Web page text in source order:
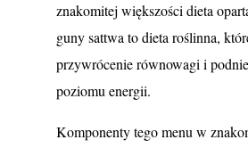
znakomitej większości dieta
guny sattwa to dieta roślinna,
przywrócenie równowagi i
poziomu energii.
Komponenty tego menu w